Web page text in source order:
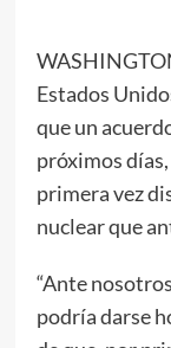
Estados
que un
próximos
primera vez
nuclear que
“Ante
podría darse